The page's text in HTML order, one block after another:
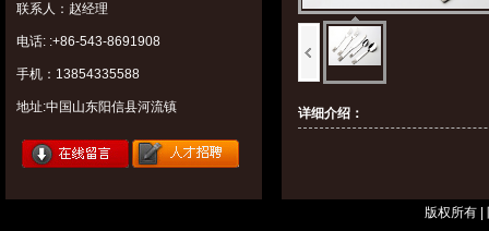
详细介绍：
联系人：赵经理
电话: :+86-543-8691908
手机：13854335588
地址:中国山东阳信县河流镇
版权所有 |